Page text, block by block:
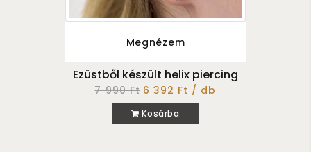
Megnézem
Ezüstből készült helix piercing
7 990 Ft 6 392 Ft / db
Kosárba